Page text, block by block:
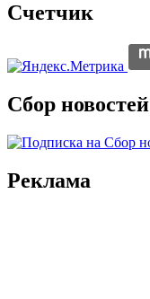
Счетчик
Сбор новостей
Реклама